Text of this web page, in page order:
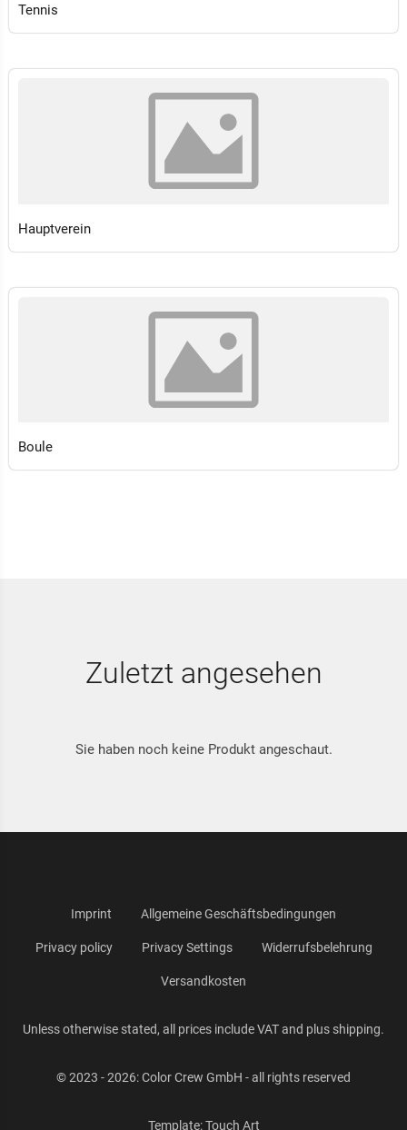
Tennis
Hauptverein
Boule
Zuletzt angesehen
Sie haben noch keine Produkt angeschaut.
Imprint Allgemeine Geschäftsbedingungen
Privacy policy Privacy Settings Widerrufsbelehrung
Versandkosten
Unless otherwise stated, all prices include VAT and plus shipping.
© 2023 - 2026: Color Crew GmbH - all rights reserved
Template:Touch Art